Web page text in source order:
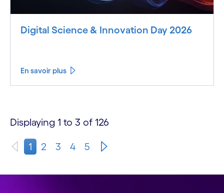
Digital Science & Innovation Day 2026
En savoir plus
Displaying 1 to 3 of 126
1 2 3 4 5